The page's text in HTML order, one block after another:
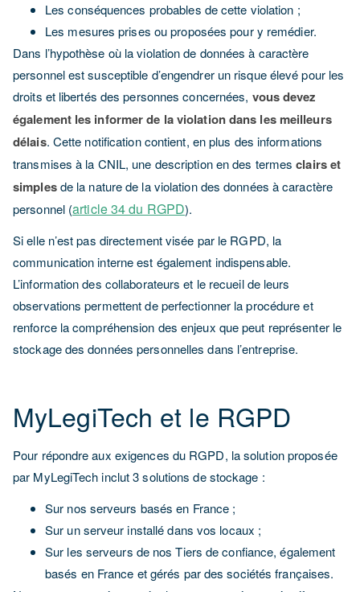
Les conséquences probables de cette violation ;
Les mesures prises ou proposées pour y remédier.
Dans l’hypothèse où la violation de données à caractère
personnel est susceptible d’engendrer un risque élevé pour les
droits et libertés des personnes concernées, vous devez
également les informer de la violation dans les meilleurs
délais. Cette notification contient, en plus des informations
transmises à la CNIL, une description en des termesclairs et
simplesde la nature de la violation des données à caractère
personnel (article 34 du RGPD).
Si elle n’est pas directement visée par le RGPD, la
communication interne est également indispensable.
L’information des collaborateurs et le recueil de leurs
observations permettent de perfectionner la procédure et
renforce la compréhension des enjeux que peut représenter le
stockage des données personnelles dans l’entreprise.
MyLegiTech et le RGPD
Pour répondre aux exigences du RGPD, la solution proposée
par MyLegiTech inclut 3 solutions de stockage :
Sur nos serveurs basés en France ;
Sur un serveur installé dans vos locaux ;
Sur les serveurs de nos Tiers de confiance, également
basés en France et gérés par des sociétés françaises.